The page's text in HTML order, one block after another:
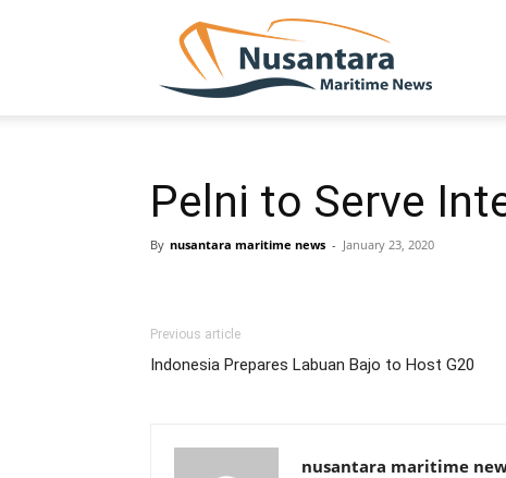
Pelni to Serve
By nusantara maritime news - January 23, 2020
Previous article
Indonesia Prepares Labuan Bajo to Host G20
nusantara maritime